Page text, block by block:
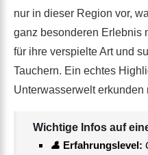
nur in dieser Region vor,
ganz besonderen Erlebnis
für ihre verspielte Art und
Tauchern. Ein echtes
Unterwasserwelt erkunden
Wichtige Infos auf
👤 Erfahrungslevel: